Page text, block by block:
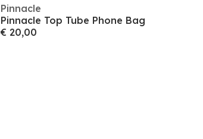
Pinnacle
Pinnacle Top Tube Phone Bag
€ 20,00